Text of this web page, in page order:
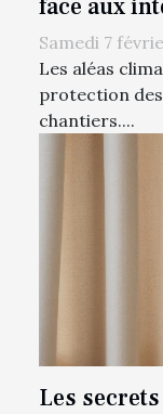
face aux
Samedi 7
Les aléas
protection
chantiers....
Les